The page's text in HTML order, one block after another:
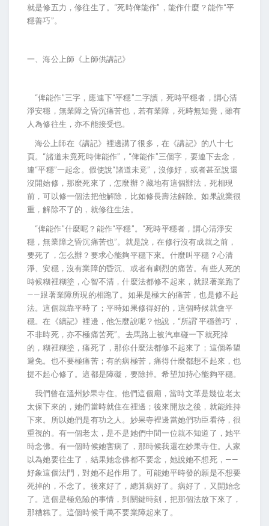
就是修五力，修往生了。“死時俾能作”，能作什麼？能作“平
穩善巧”。
一、海公上師《上師供講記》
“俾能作”三字，應連下“平穩”二字讀，死時平穩者，謂心清
淨安穩，無業障之昏沉痛苦也，若有業障，死時無知覺，雖有
人為修往生，亦不能接受也。
海公上師在《講記》裡邊講了很多，在《講記》的八十七
頁。“諸道未竟死時俾能作”，“俾能作”三個字，要連下去念，
連“平穩”一起念。假使說“諸道未竟”，沒修好，或者甚至說還
沒開始修，那麼死來了，怎麼辦？藏地有這個辦法，死相現
前，可以修一個法把他解除，比如修長壽法解除。如果說業很
重，解除不了的，就修往生法。
“俾能作”什麼呢？能作“平穩”。“死時平穩者，謂心清淨安
穩，無業障之昏沉痛苦也”。就是說，在修行沒有成就之前，
要死了，怎么辦？要求心能夠平穩下來。什麼叫平穩？心清
淨、安穩，沒有業障的昏沉、或者有劇烈的痛苦。有些人死的
時候糊裡糊塗，心智不清，什麼法都修不起來，就跟著業跑了
——跟著業障所現的相跑了。如果是極大的痛苦，也是修不起
法。這個就靠平時了；平時如果修得好的，這個時候就會平
穩。在《續記》裡邊，他怎麼說呢？他說，“所謂‘平穩善巧’，
不非時死，亦不極痛苦死”。去馬路上被汽車碰一下就死掉
的，糊裡糊塗，痛死了，那你什麼法都修不起來了；這個希望
避免。也不要極痛苦；有的病極苦，痛得什麼都想不起來，也
提不起心修了。這都是障礙，要除掉。希望加持心能夠平穩。
我們曾在溫州妙果寺住。他們這個廟，當時文革是幾位老太
太保下來的，她們當時就住在裡邊；後來開放之後，就能維持
下來。所以她們是有功之人。妙果寺裡邊當她們功臣看待，很
重視的。有一個老太，是不是她們中間一位就不知道了，她平
時念佛。有一個時候她害病了，那時候我還在妙果寺住。人家
以為她要往生了，結果她念佛都不要念，她說她不想死，——
好象這個法門，對她不起作用了。可能她平時發的願是不想要
死掉的，不念了。後來好了，總算病好了。病好了，又開始念
了。這個是極危險的事情，到關鍵時刻，把那個法放下來了，
那糟糕了。這個時候千萬不要業障起來了。